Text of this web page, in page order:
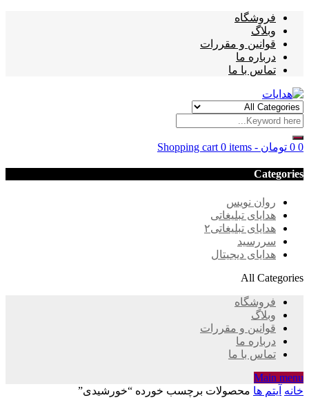
فروشگاه
وبلاگ
قوانین و مقررات
درباره ما
تماس با ما
Shopping cart 0 items - 0 تومان 0
Categories
روان نویس
هدایای تبلیغاتی
هدایای تبلیغاتی۲
سررسید
هدایای دیجیتال
All Categories
فروشگاه
وبلاگ
قوانین و مقررات
درباره ما
تماس با ما
Main menu
خانه آیتم ها محصولات برچسب خورده “خورشیدی”